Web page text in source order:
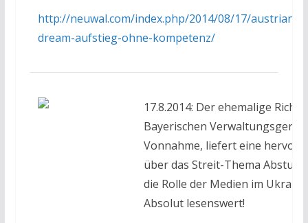
http://neuwal.com/index.php/2014/08/17/austrian-
dream-aufstieg-ohne-kompetenz/
17.8.2014: Der ehemalige
Bayerischen
Vonnahme, liefert eine
über das Streit-Thema Absturz
die Rolle der Medien im
Absolut lesenswert!